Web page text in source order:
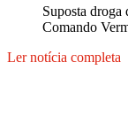
Suposta droga
Comando
Ler notícia completa